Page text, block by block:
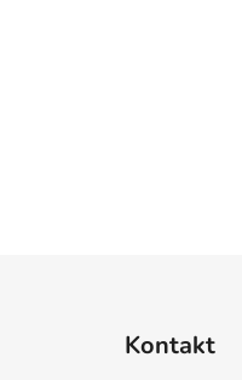
Kontakt